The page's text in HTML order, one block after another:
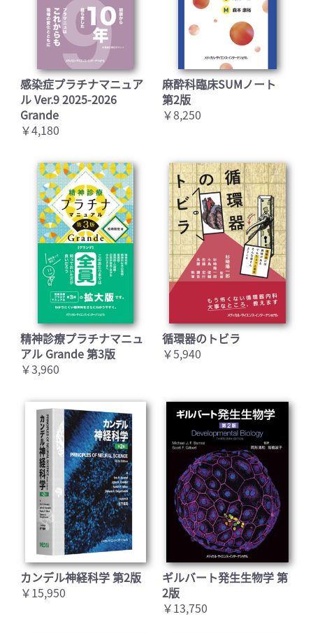
感染症プラチナマニュア
ル Ver.9 2025-2026
Grande
￥4,180
麻酔科臨床SUMノート
第2版
￥8,250
精神診療プラチナマニュ
アル Grande 第3版
￥3,960
循環器のトビラ
￥5,940
カンデル神経科学 第2版
￥15,950
ギルバート発生生物学 第
2版
￥13,750